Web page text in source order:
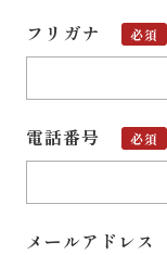
フリガナ 必須
電話番号 必須
メールアドレス